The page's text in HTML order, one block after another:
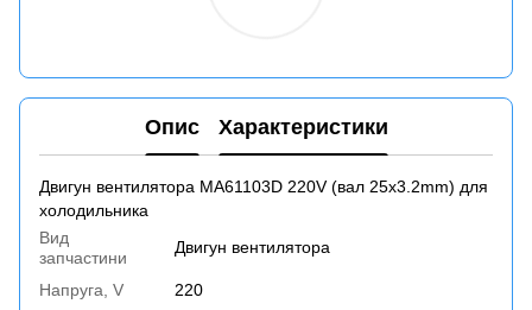
Опис Характеристики
Двигун вентилятора MA61103D 220V (вал 25x3.2mm) для
холодильника
Вид
запчастини
Двигун вентилятора
Напруга, V
220